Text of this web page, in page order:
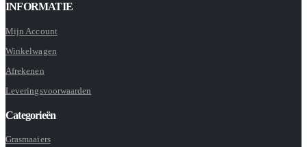
INFORMATIE
Mijn Account
Winkelwagen
Afrekenen
Leveringsvoorwaarden
Categorieën
Grasmaaiers